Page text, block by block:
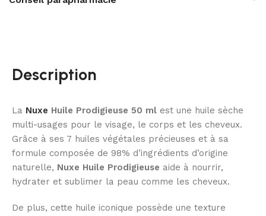
Description
La Nuxe Huile Prodigieuse 50 ml est une huile sèche
multi-usages pour le visage, le corps et les cheveux.
Grâce à ses 7 huiles végétales précieuses et à sa
formule composée de 98% d’ingrédients d’origine
naturelle, Nuxe Huile Prodigieuse aide à nourrir,
hydrater et sublimer la peau comme les cheveux.
De plus, cette huile iconique possède une texture